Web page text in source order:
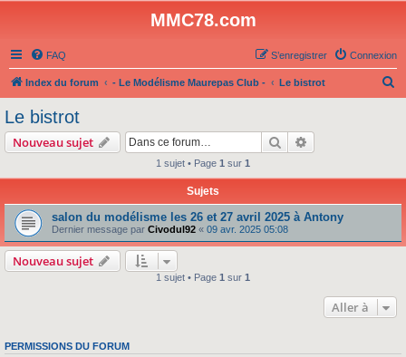
MMC78.com
FAQ Connexion
S’enregistrer
Index du forum - Le Modélisme Maurepas Club - Le bistrot
Le bistrot
Nouveau sujet Rechercher
1 sujet • Page 1 sur 1
Sujets
salon du modélisme les 26 et 27 avril 2025 à Antony
Dernier message par Civodul92 « 09 avr. 2025 05:08
Nouveau sujet
1 sujet • Page 1 sur 1
Aller à
PERMISSIONS DU FORUM